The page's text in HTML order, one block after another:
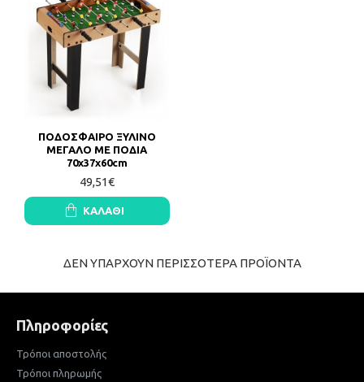
ΠΟΔΟΣΦΑΙΡΟ ΞΥΛΙΝΟ
ΜΕΓΑΛΟ ΜΕ ΠΟΔΙΑ
70χ37χ60cm
49,51€
ΚΑΛΆΘΙ
ΔΕΝ ΥΠΑΡΧΟΥΝ ΠΕΡΙΣΣΟΤΕΡΑ ΠΡΟΪΟΝΤΑ
Πληροφορίες
Τρόποι αποστολής
Τρόποι πληρωμής